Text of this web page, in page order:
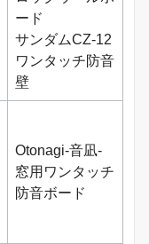
ード
サンダムCZ-12
ワンタッチ防音
壁
Otonagi-音凪-
窓用ワンタッチ
防音ボード